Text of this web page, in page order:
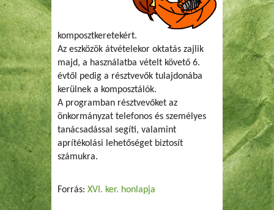
komposztkeretekért.
Az eszközök átvételekor oktatás zajlik
majd, a használatba vételt követő 6.
évtől pedig a résztvevők tulajdonába
kerülnek a komposztálók.
A programban résztvevőket az
önkormányzat telefonos és személyes
tanácsadással segíti, valamint
aprítékolási lehetőséget biztosít
számukra.
Forrás: XVI. ker. honlapja